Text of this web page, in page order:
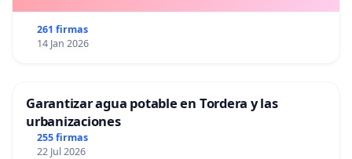
261 firmas
14 Jan 2026
Garantizar agua potable en Tordera y las
urbanizaciones
255 firmas
22 Jul 2026